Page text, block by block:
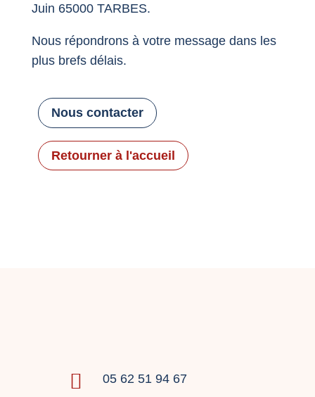
Juin 65000 TARBES.
Nous répondrons à votre message dans les
plus brefs délais.
Nous contacter
Retourner à l'accueil
 05 62 51 94 67